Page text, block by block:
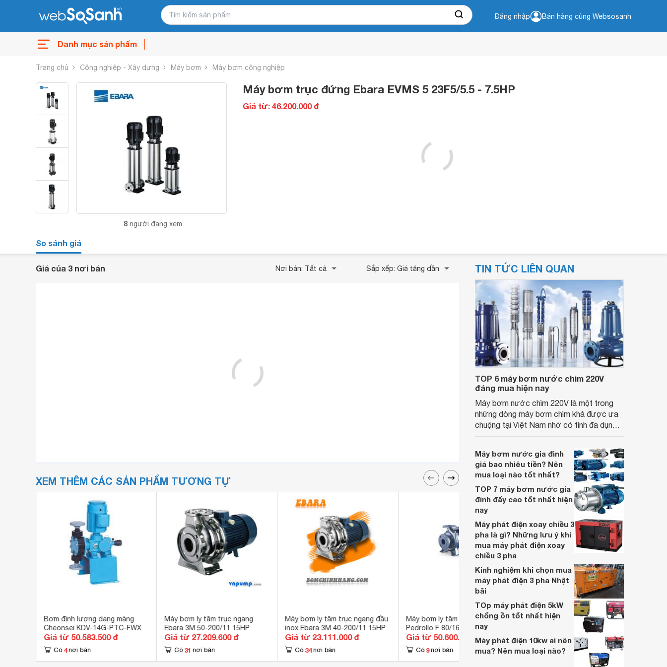
Đăng nhập Bán hàng cùng Websosanh
Danh mục sản phẩm
Trang chủ Công nghiệp - Xây dựng Máy bơm Máy bơm công nghiệp
8 người đang xem
Máy bơm trục đứng Ebara EVMS 5 23F5/5.5 - 7.5HP
Giá từ: 46.200.000 đ
So sánh giá
Giá của 3 nơi bán Nơi bán: Tất cả Sắp xếp: Giá tăng dần
XEM THÊM CÁC SẢN PHẨM TƯƠNG TỰ
Bơm định lượng dạng màng
Cheonsei KDV-14G-PTC-FWX
Giá từ 50.583.500 đ
Có 4 nơi bán
Máy bơm ly tâm trục ngang
Ebara 3M 50-200/11 15HP
Giá từ 27.209.600 đ
Có 31 nơi bán
Máy bơm ly tâm trục ngang đầu
inox Ebara 3M 40-200/11 15HP
Giá từ 23.111.000 đ
Có 34 nơi bán
Máy bơm ly tâm trục ngang
Pedrollo F 80/160C - 20HP
Giá từ 50.600.000 đ
Có 9 nơi bán
Máy bơm nước trục đứng CNP
CDLF 85-10-1 (CDLF85-10-1) -
7.5HP
Giá từ 40.000.000 đ
Có 12 nơi bán
TIN TỨC LIÊN QUAN
TOP 6 máy bơm nước chìm 220V
đáng mua hiện nay
Máy bơm nước chìm 220V là một trong
những dòng máy bơm chìm khá được ưa
chuộng tại Việt Nam nhờ có tính đa dụng
loại máy bơm nước chìm 220V phù hợp
với nhu cầu sử dụng của mình chưa? Hãy
theo dõi bài viết này để có câu trả lời nhé.
Máy bơm nước gia đình
giá bao nhiêu tiền? Nên
mua loại nào tốt nhất?
TOP 7 máy bơm nước gia
đình đẩy cao tốt nhất hiện
nay
Máy phát điện xoay chiều 3
pha là gì? Những lưu ý khi
mua máy phát điện xoay
chiều 3 pha
Kinh nghiệm khi chọn mua
máy phát điện 3 pha Nhật
bãi
TOp máy phát điện 5kW
chống ồn tốt nhất hiện
nay
Máy phát điện 10kw ai nên
mua? Nên mua loại nào?